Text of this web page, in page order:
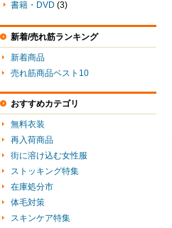
書籍・DVD (3)
新着/売れ筋ランキング
新着商品
売れ筋商品ベスト10
おすすめカテゴリ
無料衣装
再入荷商品
街に溶け込む女性服
ストッキング特集
在庫処分市
体毛対策
スキンケア特集